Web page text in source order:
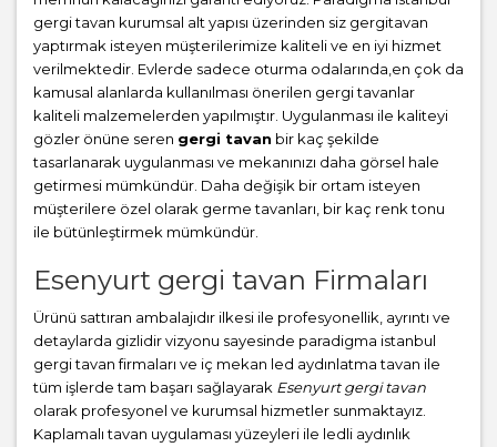
gergi tavan kurumsal alt yapısı üzerinden siz gergitavan
yaptırmak isteyen müşterilerimize kaliteli ve en iyi hizmet
verilmektedir. Evlerde sadece oturma odalarında,en çok da
kamusal alanlarda kullanılması önerilen gergi tavanlar
kaliteli malzemelerden yapılmıştır. Uygulanması ile kaliteyi
gözler önüne seren gergi tavan bir kaç şekilde
tasarlanarak uygulanması ve mekanınızı daha görsel hale
getirmesi mümkündür. Daha değişik bir ortam isteyen
müşterilere özel olarak germe tavanları, bir kaç renk tonu
ile bütünleştirmek mümkündür.
Esenyurt gergi tavan Firmaları
Ürünü sattıran ambalajıdır ilkesi ile profesyonellik, ayrıntı ve
detaylarda gizlidir vizyonu sayesinde paradigma istanbul
gergi tavan firmaları ve iç mekan led aydınlatma tavan ile
tüm işlerde tam başarı sağlayarak Esenyurt gergi tavan
olarak profesyonel ve kurumsal hizmetler sunmaktayız.
Kaplamalı tavan uygulaması yüzeyleri ile ledli aydınlık